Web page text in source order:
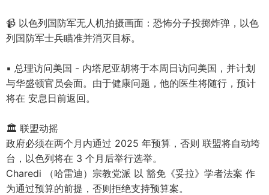
📹 以色列国防军无人机拍摄画面：恐怖分子投掷炸弹，以色
列国防军士兵瞄准并消灭目标。
▪ 总理访问美国 - 内塔尼亚胡将于本周日访问美国，并计划
与华盛顿官员会面。由于健康问题，他的医生将随行，预计
将在 安息日前返回。
🏛 联盟动摇
政府必须在两个月内通过 2025 年预算，否则 联盟将自动垮
台，以色列将在 3 个月后举行选举。
Charedi （哈雷迪）宗教党派 以 豁免《妥拉》学者法案 作
为通过预算的前提，否则拒绝支持预算案。